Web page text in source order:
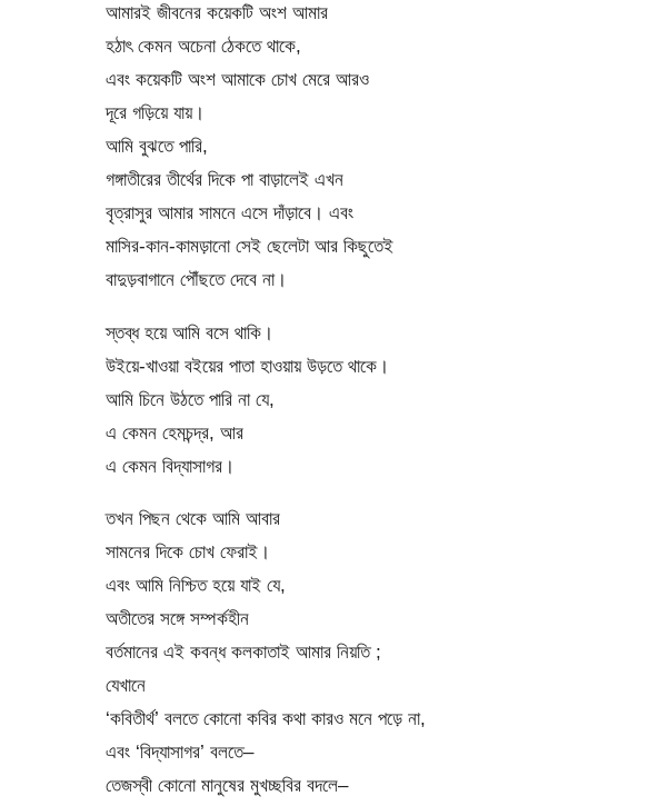
আমারই জীবনের কয়েকটি অংশ আমার
হঠাৎ কেমন অচেনা ঠেকতে থাকে,
এবং কয়েকটি অংশ আমাকে চোখ মেরে আরও
দূরে গড়িয়ে যায়।
আমি বুঝতে পারি,
গঙ্গাতীরের তীর্থের দিকে পা বাড়ালেই এখন
বৃত্রাসুর আমার সামনে এসে দাঁড়াবে। এবং
মাসির-কান-কামড়ানো সেই ছেলেটা আর কিছুতেই
বাদুড়বাগানে পৌঁছতে দেবে না।
স্তব্ধ হয়ে আমি বসে থাকি।
উইয়ে-খাওয়া বইয়ের পাতা হাওয়ায় উড়তে থাকে।
আমি চিনে উঠতে পারি না যে,
এ কেমন হেমচন্দ্র, আর
এ কেমন বিদ্যাসাগর।
তখন পিছন থেকে আমি আবার
সামনের দিকে চোখ ফেরাই।
এবং আমি নিশ্চিত হয়ে যাই যে,
অতীতের সঙ্গে সম্পর্কহীন
বর্তমানের এই কবন্ধ কলকাতাই আমার নিয়তি ;
যেখানে
‘কবিতীর্থ’ বলতে কোনো কবির কথা কারও মনে পড়ে না,
এবং ‘বিদ্যাসাগর’ বলতে–
তেজস্বী কোনো মানুষের মুখচ্ছবির বদলে–